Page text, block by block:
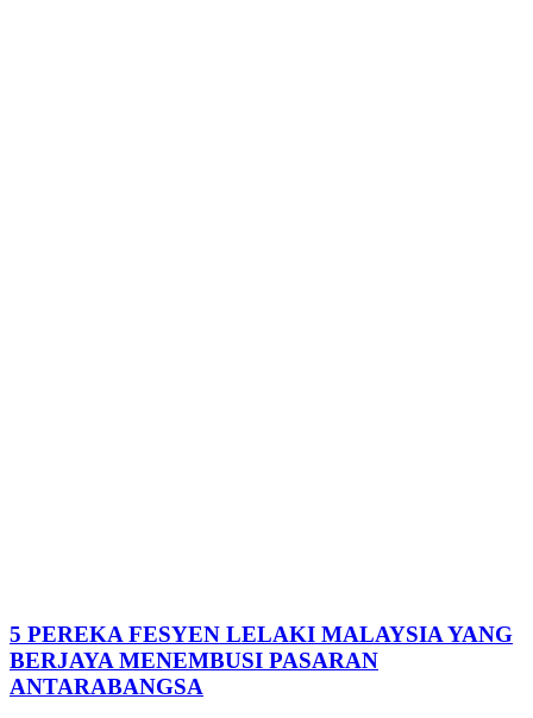
5 PEREKA FESYEN LELAKI MALAYSIA YANG
BERJAYA MENEMBUSI PASARAN
ANTARABANGSA